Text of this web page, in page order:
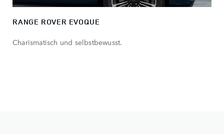
RANGE ROVER EVOQUE
Charismatisch und selbstbewusst.